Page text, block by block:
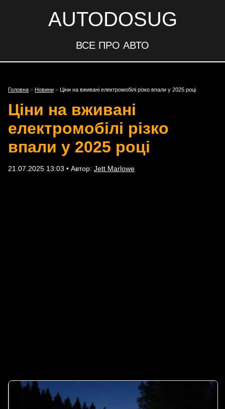
AUTODOSUG
ВСЕ ПРО АВТО
Головна » Новини » Ціни на вживані електромобілі різко впали у 2025 році
Ціни на вживані
електромобілі різко
впали у 2025 році
21.07.2025 13:03 • Автор: Jett Marlowe